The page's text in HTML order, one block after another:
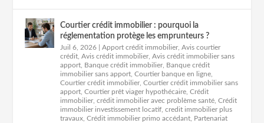
Courtier crédit immobilier : pourquoi la
réglementation protège les emprunteurs ?
Juil 6, 2026 |Apport crédit immobilier ,Avis courtier
crédit ,Avis crédit immobilier ,Avis crédit immobilier sans
apport Banque crédit immobilier Banque crédit
immobilier sans apport ,Courtier banque en ligne
Courtier crédit immobilier ,Courtier crédit immobilier sans
apport ,Courtier prêt viager hypothécaire ,Crédit
immobilier ,crédit immobilier avec problème santé ,Crédit
immobilier investissement locatif ,credit immobilier plus
travaux ,Crédit immobilier primo accédant Partenariat